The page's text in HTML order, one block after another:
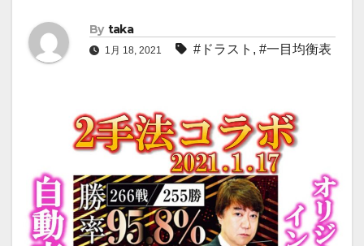
By taka
1月 18, 2021 #ドラスト , #一目均衡表